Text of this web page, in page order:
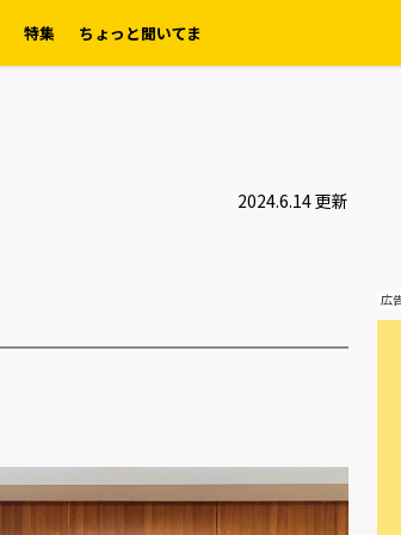
特集 ちょっと聞いてま
2024.6.14 更新
広